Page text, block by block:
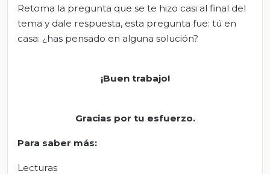
Retoma la pregunta que se te hizo casi al final del
tema y dale respuesta, esta pregunta fue: tú en
casa: ¿has pensado en alguna solución?
¡Buen trabajo!
Gracias por tu esfuerzo.
Para saber más:
Lecturas